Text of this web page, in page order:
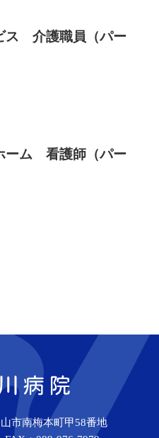
ス 介護職員（パー
ーム 看護師（パー
市南梅本町甲58番地